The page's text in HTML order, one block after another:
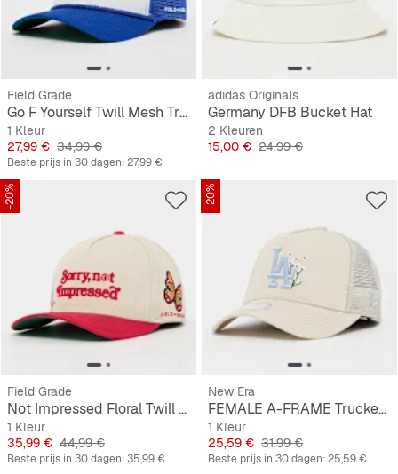
Field Grade
Go F Yourself Twill Mesh Trucker
1 Kleur
Prijs
27,99 € Originele Prijs
34,99 €
Beste prijs in 30 dagen:27,99 €
adidas Originals
Germany DFB Bucket Hat
2 Kleuren
Prijs
15,00 € Originele Prijs
24,99 €
-20%
Field Grade
Not Impressed Floral Twill Trucker
1 Kleur
Prijs
35,99 € Originele Prijs
44,99 €
Beste prijs in 30 dagen:35,99 €
-20%
New Era
FEMALE A-FRAME Trucker Floral Los Angeles Dodgers
1 Kleur
Prijs
25,59 € Originele Prijs
31,99 €
Beste prijs in 30 dagen:25,59 €